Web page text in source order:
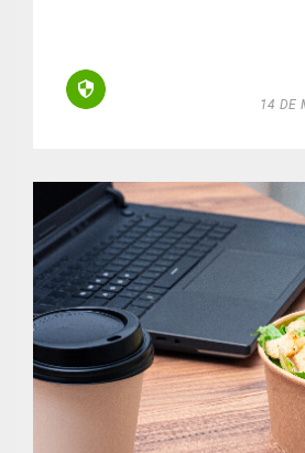
14 DE